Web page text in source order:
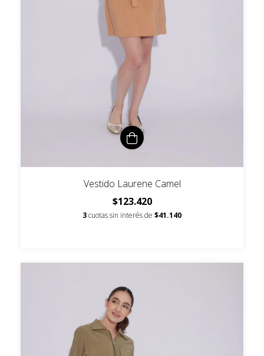
Vestido Laurene Camel
$123.420
3cuotas sin interés de $41.140